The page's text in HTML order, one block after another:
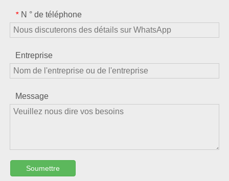
* N ° de téléphone
Entreprise
Message
Soumettre